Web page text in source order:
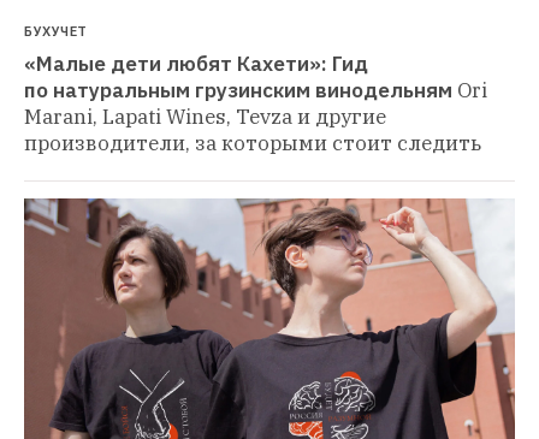
БУХУЧЕТ
«Малые дети любят Кахети»: Гид
по натуральным грузинским винодельням Ori
Marani, Lapati Wines, Tevza и другие
производители, за которыми стоит следить